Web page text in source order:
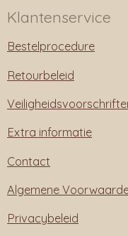
Klantenservice
Bestelprocedure
Retourbeleid
Extra informatie
Contact
Algemene
Privacybeleid